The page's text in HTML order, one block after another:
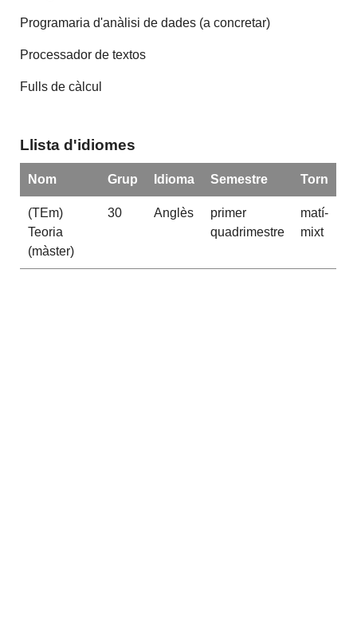
Programaria d'anàlisi de dades (a concretar)
Processador de textos
Fulls de càlcul
Llista d'idiomes
Nom Grup Idioma Semestre Torn
(TEm)
Teoria
(màster)
30 Anglès
primer
quadrimestre
matí-
mixt